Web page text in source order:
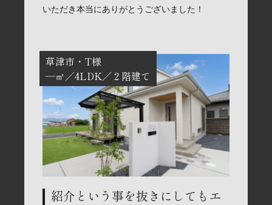
いただき本当にありがとうございました！
草津市
T様
―㎡
4LDK ２階建て
紹介という事を抜きにしてもエ